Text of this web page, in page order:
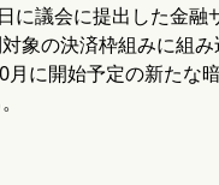
に議会に提出した金
象の決済枠組みに組
に開始予定の新たな